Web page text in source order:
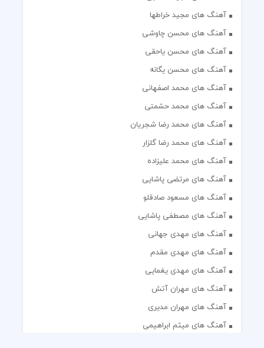
آهنگ های مجید خراطها
آهنگ های محسن چاوشی
آهنگ های محسن یاحقی
آهنگ های محسن یگانه
آهنگ های محمد اصفهانی
آهنگ های محمد حشمتی
آهنگ های محمد رضا شجریان
آهنگ های محمد رضا گلزار
آهنگ های محمد علیزاده
آهنگ های مرتضی پاشایی
آهنگ های مسعود صادقلو
آهنگ های مصطفی پاشایی
آهنگ های مهدی جهانی
آهنگ های مهدی مقدم
آهنگ های مهدی یغمایی
آهنگ های مهران آتش
آهنگ های مهران مدیری
آهنگ های میثم ابراهیمی